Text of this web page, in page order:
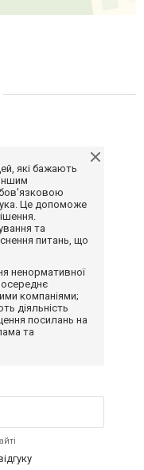
які бажають
Це допоможе
та
питань, що
ненормативної
компаніями;
діяльність
посилань на
та